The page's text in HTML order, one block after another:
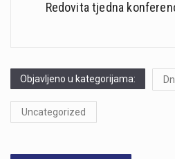
Redovita tjedna
Objavljeno u kategorijama:
Uncategorized